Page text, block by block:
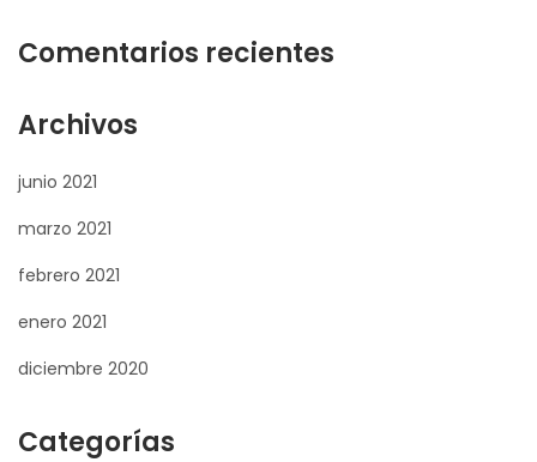
Comentarios recientes
Archivos
junio 2021
marzo 2021
febrero 2021
enero 2021
diciembre 2020
Categorías